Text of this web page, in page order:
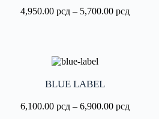
4,950.00рсд – 5,700.00рсд
BLUE LABEL
6,100.00рсд – 6,900.00рсд